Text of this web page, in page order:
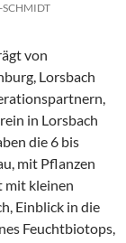
SCHMIDT
von
Lorsbach
in Lorsbach
die 6 bis
mit Pflanzen
mit kleinen
Einblick in die
Feuchtbiotops,